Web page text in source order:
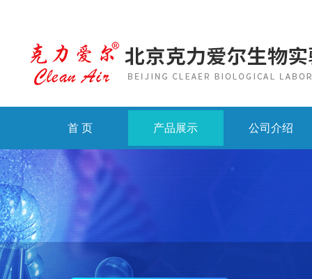
首 页 产品展示 公司介绍